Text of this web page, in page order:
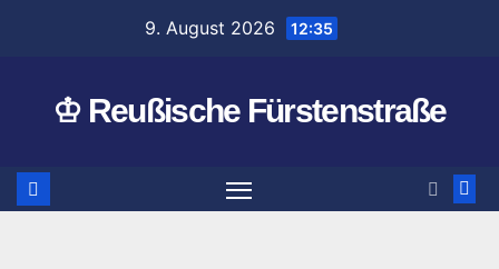
9. August 2026 12:35
♔ Reußische Fürstenstraße